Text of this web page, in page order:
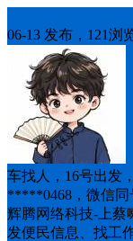
06-13 发布，121浏
车找人，16号出发
*****0468，微信同
辉腾网络科技-上蔡
发便民信息、找工